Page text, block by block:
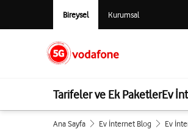
Bireysel Kurumsal
Tarifeler ve Ek PaketlerEv
Ana Sayfa Ev İnternet Blog Ev